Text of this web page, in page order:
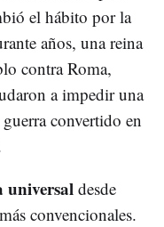
el hábito por la
años, una reina
contra Roma,
a impedir una
convertido en
universal desde
convencionales.